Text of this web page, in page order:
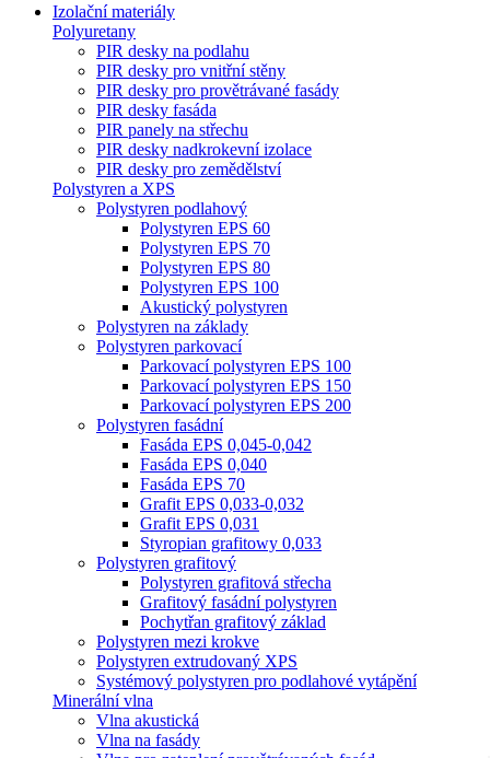
Izolační materiály
Polyuretany
PIR desky na podlahu
PIR desky pro vnitřní stěny
PIR desky pro provětrávané fasády
PIR desky fasáda
PIR panely na střechu
PIR desky nadkrokevní izolace
PIR desky pro zemědělství
Polystyren a XPS
Polystyren podlahový
Polystyren EPS 60
Polystyren EPS 70
Polystyren EPS 80
Polystyren EPS 100
Akustický polystyren
Polystyren na základy
Polystyren parkovací
Parkovací polystyren EPS 100
Parkovací polystyren EPS 150
Parkovací polystyren EPS 200
Polystyren fasádní
Fasáda EPS 0,045-0,042
Fasáda EPS 0,040
Fasáda EPS 70
Grafit EPS 0,033-0,032
Grafit EPS 0,031
Styropian grafitowy 0,033
Polystyren grafitový
Polystyren grafitová střecha
Grafitový fasádní polystyren
Pochytřan grafitový základ
Polystyren mezi krokve
Polystyren extrudovaný XPS
Systémový polystyren pro podlahové vytápění
Minerální vlna
Vlna akustická
Vlna na fasády